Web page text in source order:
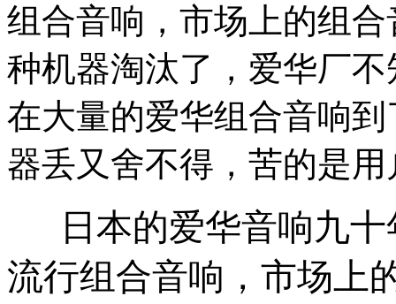
组合音响，市场上的组
种机器淘汰了，爱华厂
在大量的爱华组合音响
器丢又舍不得，苦的是用
日本的爱华音响九十
流行组合音响，市场上